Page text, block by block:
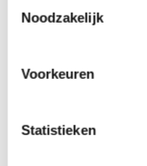
Noodzakelijk
Voorkeuren
Statistieken